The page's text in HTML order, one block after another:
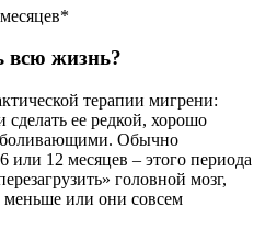
всю жизнь?
терапии мигрени:
сделать ее редкой, хорошо
Обычно
или 12 месяцев – этого периода
головной мозг,
меньше или они совсем